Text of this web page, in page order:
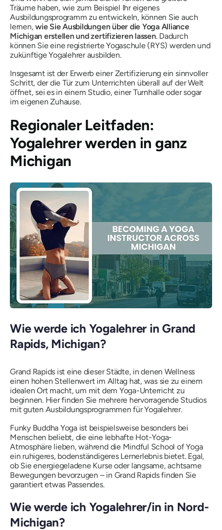
Träume haben, wie zum Beispiel Ihr eigenes
Ausbildungsprogramm zu entwickeln, können Sie auch
lernen,wie Sie Ausbildungen über die Yoga Alliance
Michigan erstellen und zertifizieren lassen. Dadurch
können Sie eine registrierte Yogaschule (RYS) werden und
zukünftige Yogalehrer ausbilden.
Insgesamt ist der Erwerb einer Zertifizierung ein sinnvoller
Schritt, der die Tür zum Unterrichten überall auf der Welt
öffnet, sei es in einem Studio, einer Turnhalle oder sogar
im eigenen Zuhause.
Regionaler Leitfaden:
Yogalehrer werden in ganz
Michigan
Wie werde ich Yogalehrer in Grand
Rapids, Michigan?
Grand Rapids ist eine dieser Städte, in denen Wellness
einen hohen Stellenwert im Alltag hat, was sie zu einem
idealen Ort macht, um mit dem Yoga-Unterricht zu
beginnen. Hier finden Sie mehrere hervorragende Studios
mit guten Ausbildungsprogrammen für Yogalehrer.
Funky Buddha Yoga ist beispielsweise besonders bei
Menschen beliebt, die eine lebhafte Hot-Yoga-
Atmosphäre lieben, während die Mindful School of Yoga
ein ruhigeres, bodenständigeres Lernerlebnis bietet. Egal,
ob Sie energiegeladene Kurse oder langsame, achtsame
Bewegungen bevorzugen – in Grand Rapids finden Sie
garantiert etwas Passendes.
Wie werde ich Yogalehrer/in in Nord-
Michigan?